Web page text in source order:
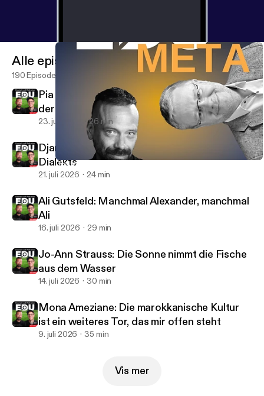
Disruption – zwischen Ideologie und tatsächlicher Veränderung.
EduCouch - Der Bildungspodcast
Alle episoder
190 Episoder
Pia Kleber: Körpersprache ist ein großer Teil
der Sprache
23. juli 2026 26 min
Django Asül: Heimat ist eine Frage des
Dialekts
21. juli 2026 24 min
Ali Gutsfeld: Manchmal Alexander, manchmal
Ali
16. juli 2026 29 min
Jo-Ann Strauss: Die Sonne nimmt die Fische
aus dem Wasser
14. juli 2026 30 min
Mona Ameziane: Die marokkanische Kultur
ist ein weiteres Tor, das mir offen steht
9. juli 2026 35 min
Vis mer